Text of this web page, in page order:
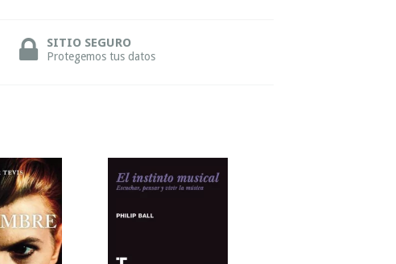
SITIO SEGURO
Protegemos tus datos